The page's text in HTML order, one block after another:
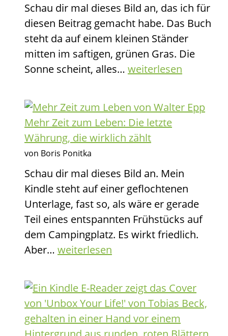
permanent
in
die
Kamera
gröhlen
Schau dir mal dieses Bild an, das ich für
diesen Beitrag gemacht habe. Das Buch
steht da auf einem kleinen Ständer
mitten im saftigen, grünen Gras. Die
Sonne scheint, alles… Kein
dem
Leben:
Wenn
grüne
Gras
zur
harten
Realität
weiterlesen
Mehr Zeit zum Leben: Die letzte
Währung, die wirklich zählt
von Boris Ponitka
Schau dir mal dieses Bild an. Mein
Kindle steht auf einer geflochtenen
Unterlage, fast so, als wäre er gerade
Teil eines entspannten Frühstücks auf
dem Campingplatz. Es wirkt friedlich.
Aber… Mehr
Leben:
Die
letzte
weiterlesen